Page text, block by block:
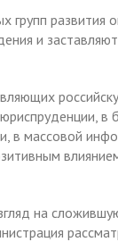
групп развития
и
в
в массовой
на